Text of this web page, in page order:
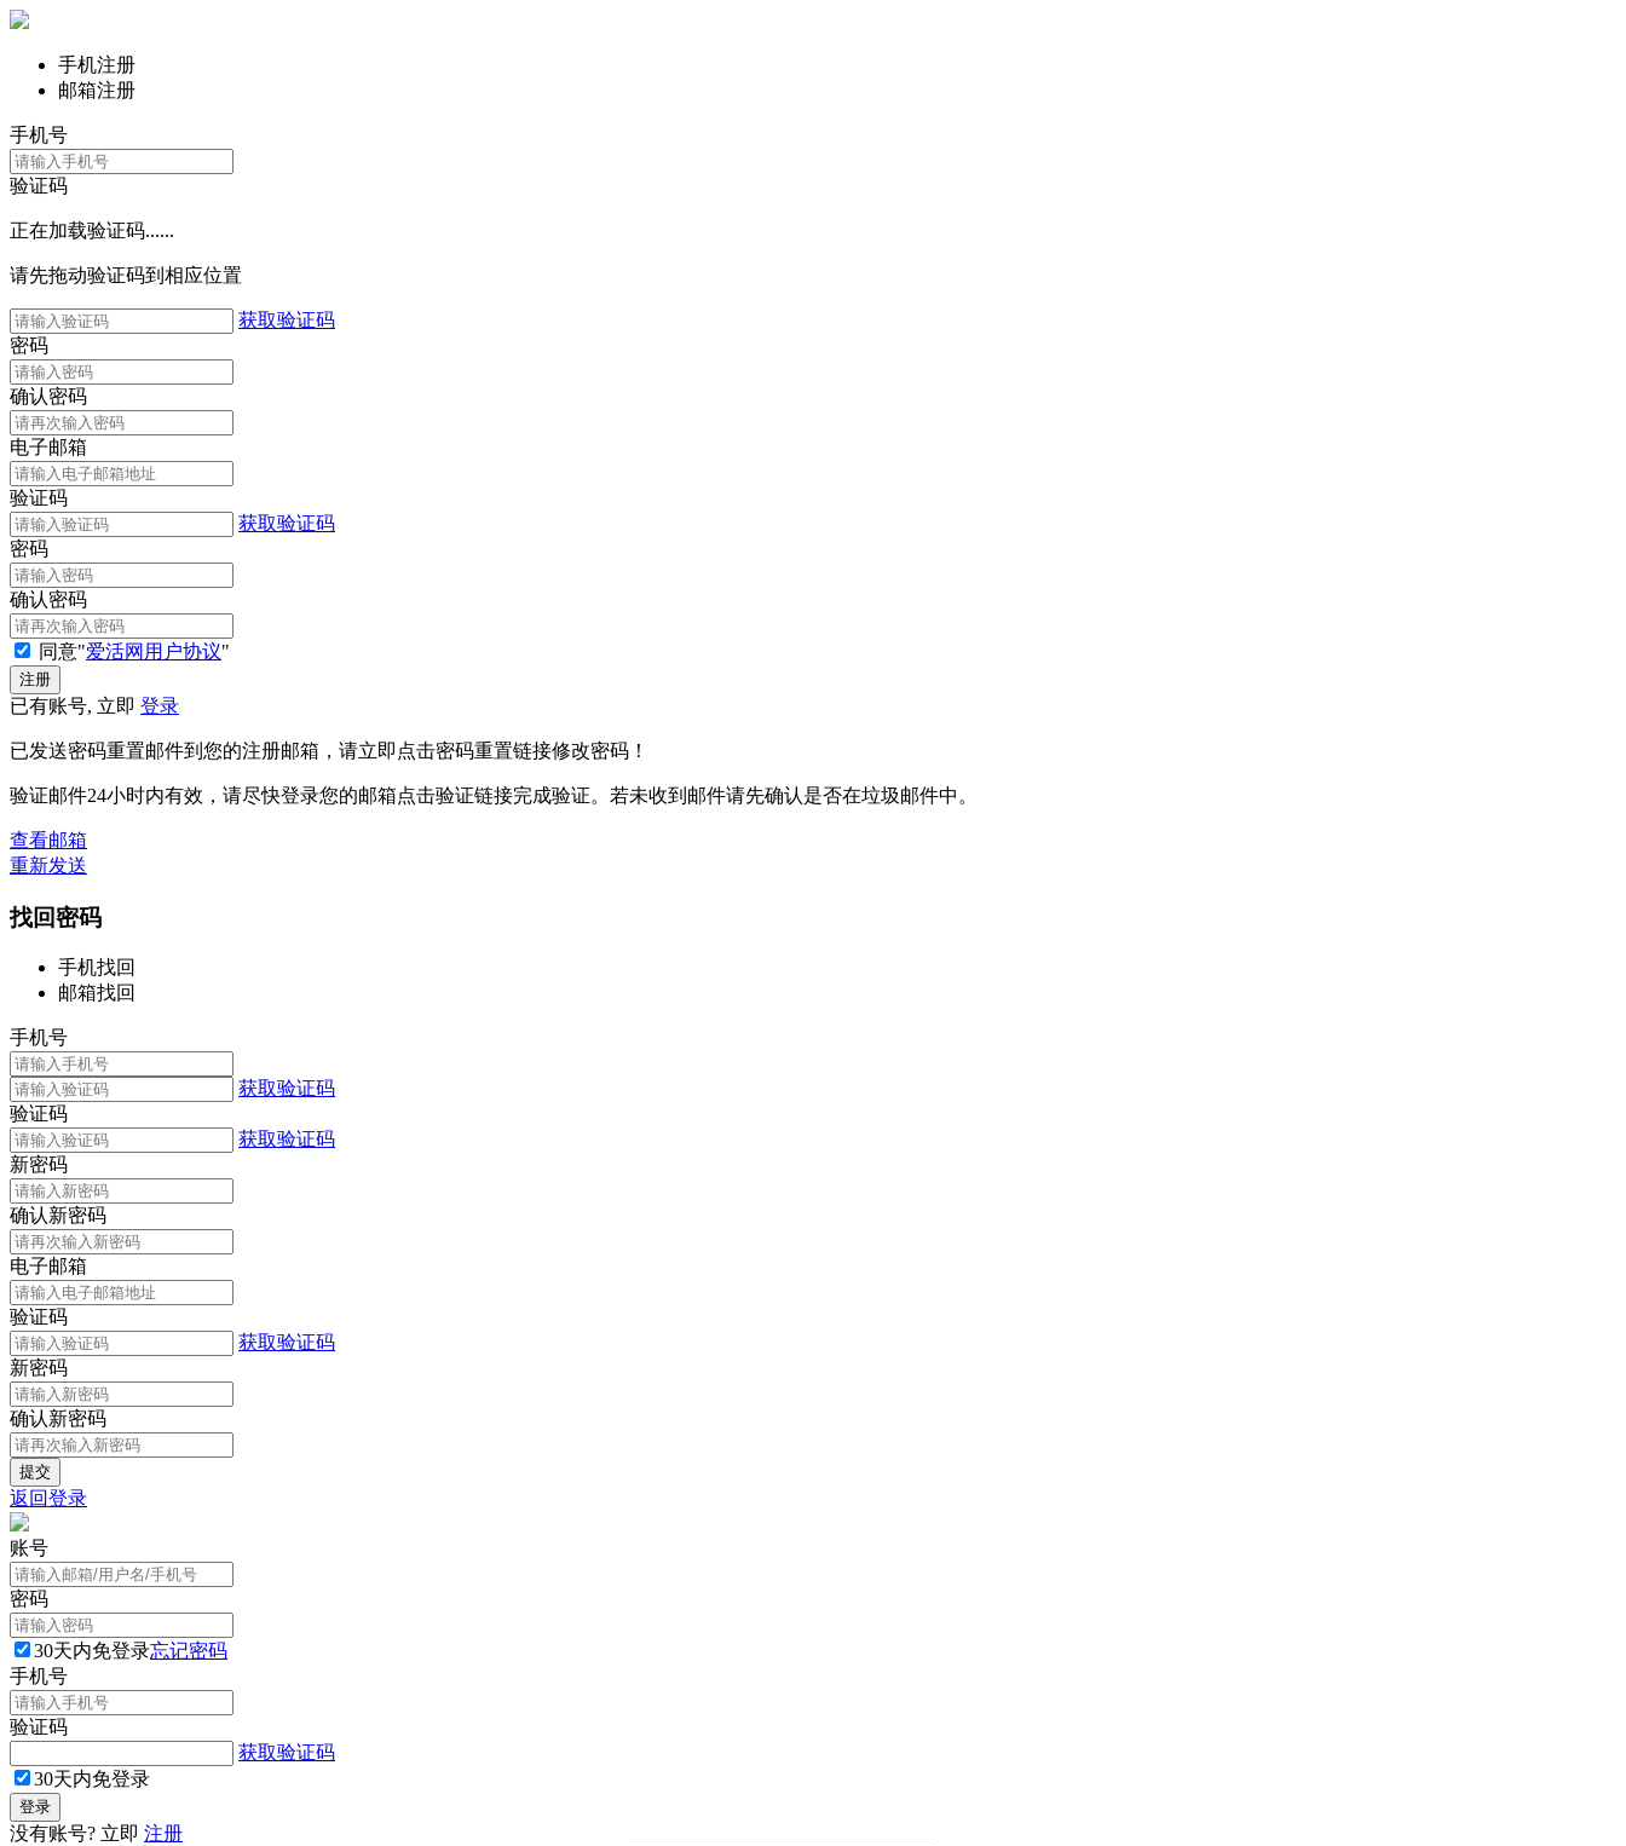
手机注册
邮箱注册
手机号
验证码
正在加载验证码......
请先拖动验证码到相应位置
获取验证码
密码
确认密码
电子邮箱
验证码
获取验证码
密码
确认密码
同意"爱活网用户协议"
已有账号, 立即 登录
已发送密码重置邮件到您的注册邮箱，请立即点击密码重置链接修改密码！
验证邮件24小时内有效，请尽快登录您的邮箱点击验证链接完成验证。若未收到邮件请先确认是否在垃圾邮件中。
查看邮箱
重新发送
找回密码
手机找回
邮箱找回
手机号
获取验证码
验证码
获取验证码
新密码
确认新密码
电子邮箱
验证码
获取验证码
新密码
确认新密码
返回登录
账号
密码
30天内免登录忘记密码
手机号
验证码
获取验证码
30天内免登录
没有账号? 立即 注册